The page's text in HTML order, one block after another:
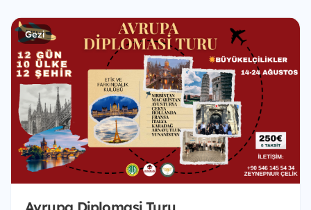
Gezi